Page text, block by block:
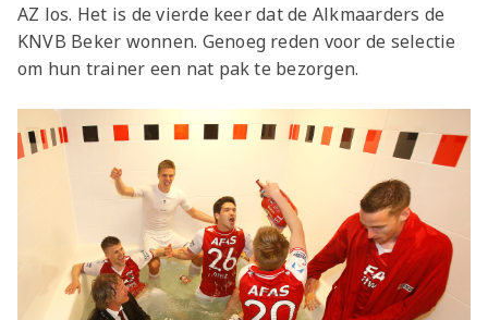
AZ los. Het is de vierde keer dat de Alkmaarders de
KNVB Beker wonnen. Genoeg reden voor de selectie
om hun trainer een nat pak te bezorgen.